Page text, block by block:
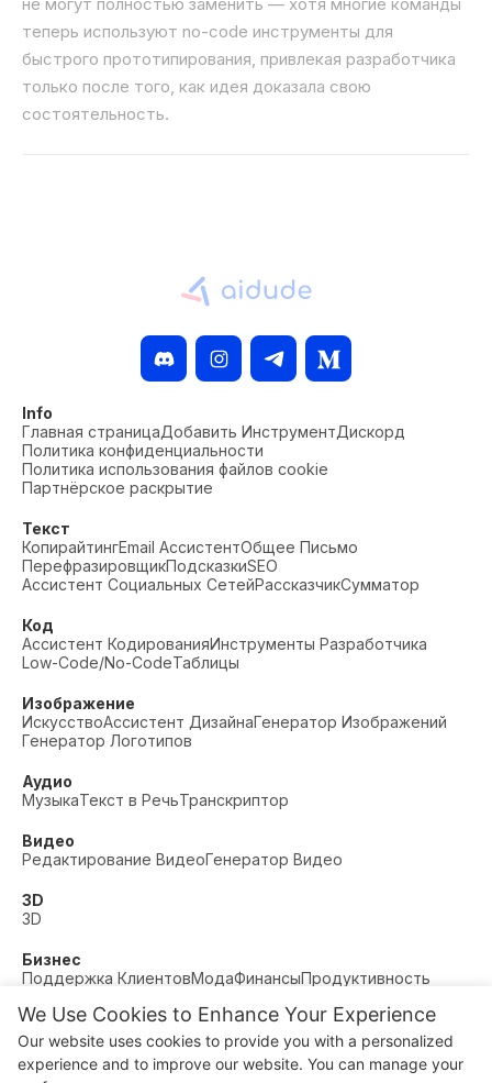
We Use Cookies to Enhance Your Experience
Our website uses cookies to provide you with a personalized
experience and to improve our website. You can manage your
теперь используют no-code инструменты для
быстрого прототипирования, привлекая разработчика
только после того, как идея доказала свою
состоятельность.
Info
Главная страницаДобавить ИнструментДискорд
Политика конфиденциальности
Политика использования файлов cookie
Партнёрское раскрытие
Текст
КопирайтингEmail АссистентОбщее Письмо
ПерефразировщикПодсказкиSEO
Ассистент Социальных СетейРассказчикСумматор
Код
Ассистент КодированияИнструменты Разработчика
Low-Code/No-CodeТаблицы
Изображение
ИскусствоАссистент ДизайнаГенератор Изображений
Генератор Логотипов
Аудио
МузыкаТекст в РечьТранскриптор
Видео
Редактирование ВидеоГенератор Видео
3D
3D
Бизнес
Поддержка КлиентовМодаФинансыПродуктивность
Прочее
ЗнакомстваОбразованиеФитнес
© AI Dude, on your service since 2023. All rights reserved.